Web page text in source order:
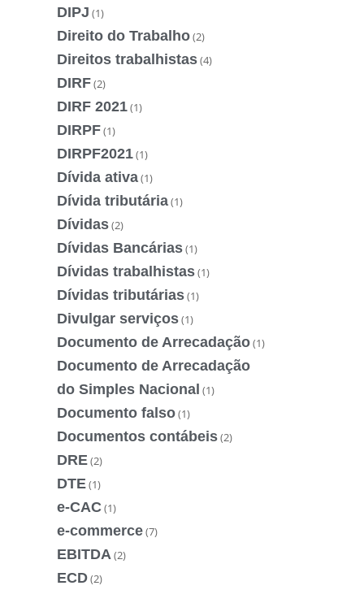
DIPJ (1)
Direito do Trabalho(2)
Direitos trabalhistas(4)
DIRF(2)
DIRF 2021(1)
DIRPF(1)
DIRPF2021(1)
Dívida ativa(1)
Dívida tributária(1)
Dívidas(2)
Dívidas Bancárias(1)
Dívidas trabalhistas(1)
Dívidas tributárias(1)
Divulgar serviços(1)
Documento de Arrecadação(1)
Documento de Arrecadação
do Simples Nacional (1)
Documento falso(1)
Documentos contábeis(2)
DRE(2)
DTE(1)
e-CAC(1)
e-commerce(7)
EBITDA (2)
ECD(2)